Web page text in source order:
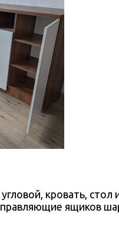
кровать,
ящиков